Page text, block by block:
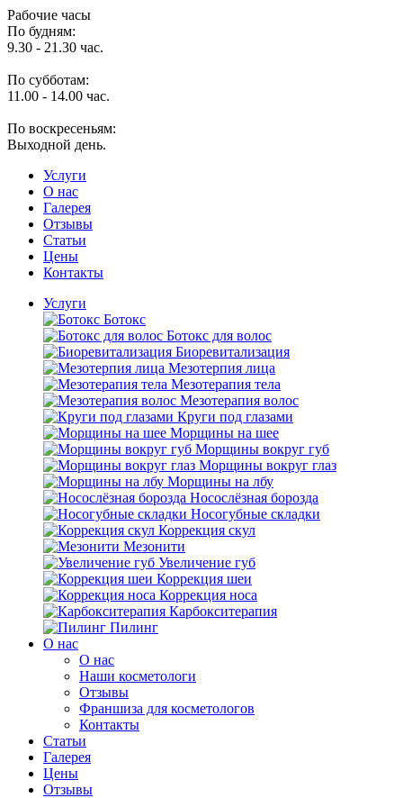
Рабочие часы
По будням:
9.30 - 21.30 час.
По субботам:
11.00 - 14.00 час.
По воскресеньям:
Выходной день.
Услуги
O нас
Галерея
Отзывы
Статьи
Цены
Контакты
Услуги
Ботокс
Ботокс для волос
Биоревитализация
Мезотерпия лица
Мезотерапия тела
Мезотерапия волос
Круги под глазами
Морщины на шее
Морщины вокруг губ
Морщины вокруг глаз
Морщины на лбу
Носослёзная борозда
Носогубные складки
Коррекция скул
Мезонити
Увеличение губ
Коррекция шеи
Коррекция носа
Карбокситерапия
Пилинг
O нас
O нас
Наши косметологи
Отзывы
Франшиза для косметологов
Контакты
Статьи
Галерея
Цены
Отзывы